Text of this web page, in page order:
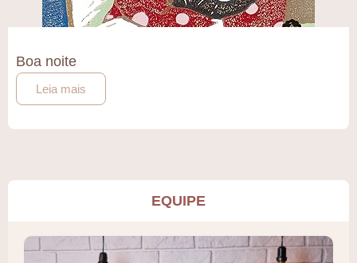
Boa noite
Leia mais
EQUIPE